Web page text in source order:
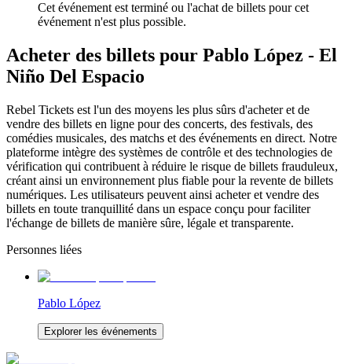
Cet événement est terminé ou l'achat de billets pour cet
événement n'est plus possible.
Acheter des billets pour Pablo López - El
Niño Del Espacio
Rebel Tickets est l'un des moyens les plus sûrs d'acheter et de
vendre des billets en ligne pour des concerts, des festivals, des
comédies musicales, des matchs et des événements en direct. Notre
plateforme intègre des systèmes de contrôle et des technologies de
vérification qui contribuent à réduire le risque de billets frauduleux,
créant ainsi un environnement plus fiable pour la revente de billets
numériques. Les utilisateurs peuvent ainsi acheter et vendre des
billets en toute tranquillité dans un espace conçu pour faciliter
l'échange de billets de manière sûre, légale et transparente.
Personnes liées
Pablo López
Explorer les événements